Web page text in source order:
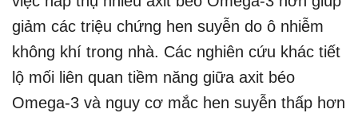
giảm các triệu chứng hen suyễn do ô nhiễm
không khí trong nhà. Các nghiên cứu khác tiết
lộ mối liên quan tiềm năng giữa axit béo
Omega-3 và nguy cơ mắc hen suyễn thấp hơn